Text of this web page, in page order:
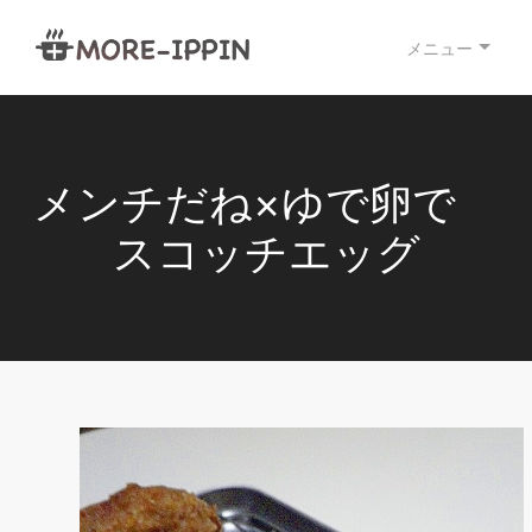
メニュー
メンチだね×ゆで卵で
スコッチエッグ